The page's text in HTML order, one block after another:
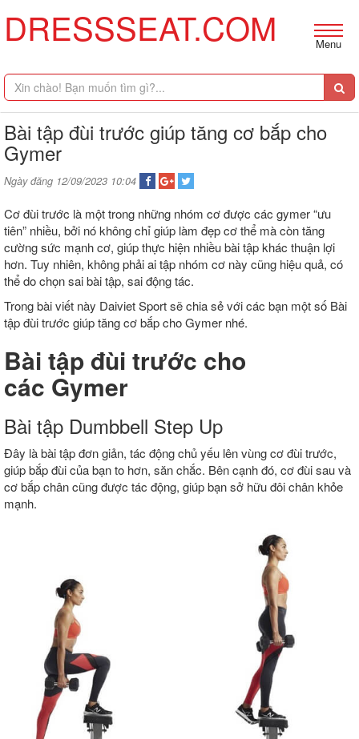
DRESSSEAT.COM Menu
Bài tập đùi trước giúp tăng cơ bắp cho
Gymer
Ngày đăng 12/09/2023 10:04
Cơ đùi trước là một trong những nhóm cơ được các gymer “ưu
tiên” nhiều, bởi nó không chỉ giúp làm đẹp cơ thể mà còn tăng
cường sức mạnh cơ, giúp thực hiện nhiều bài tập khác thuận lợi
hơn. Tuy nhiên, không phải ai tập nhóm cơ này cũng hiệu quả, có
thể do chọn sai bài tập, sai động tác.
Trong bài viết này Daiviet Sport sẽ chia sẻ với các bạn một số Bài
tập đùi trước giúp tăng cơ bắp cho Gymer nhé.
Bài tập đùi trước cho
các Gymer
Bài tập Dumbbell Step Up
Đây là bài tập đơn giản, tác động chủ yếu lên vùng cơ đùi trước,
giúp bắp đùi của bạn to hơn, săn chắc. Bên cạnh đó, cơ đùi sau và
cơ bắp chân cũng được tác động, giúp bạn sở hữu đôi chân khỏe
mạnh.